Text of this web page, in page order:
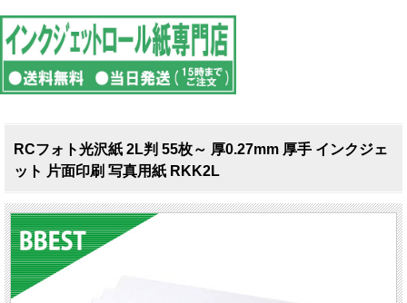
RCフォト光沢紙 2L判 55枚～ 厚0.27mm 厚手 インクジェ
ット 片面印刷 写真用紙 RKK2L